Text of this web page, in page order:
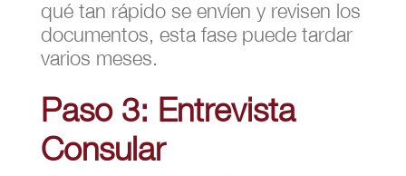
qué tan rápido se envíen y revisen los
documentos, esta fase puede tardar
varios meses.
Paso 3: Entrevista
Consular